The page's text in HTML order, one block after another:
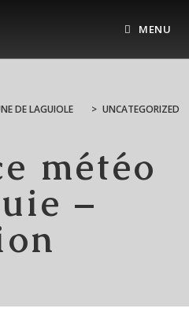
MENU
DE LAGUIOLE > UNCATEGORIZED
météo
–